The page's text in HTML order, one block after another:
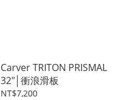
Carver TRITON PRISMAL
32"│衝浪滑板
NT$7,200